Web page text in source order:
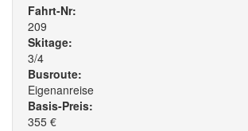
Fahrt-Nr:
209
Skitage:
3/4
Busroute:
Eigenanreise
Basis-Preis:
355 €